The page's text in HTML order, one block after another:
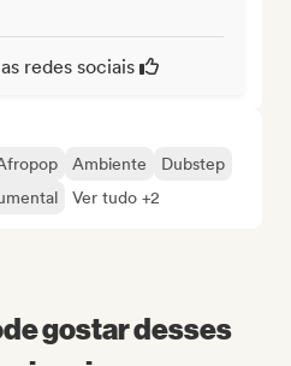
redes sociais
Ambiente
Dubstep
Ver tudo +2
gostar desses